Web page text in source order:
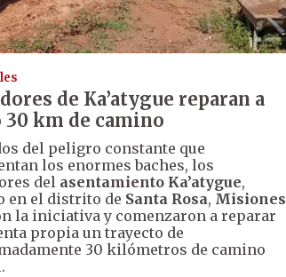
de Ka’atygue reparan a
30 km de camino
del peligro constante que
los enormes baches, los
del asentamiento Ka’atygue,
en el distrito de Santa Rosa, Misiones
la iniciativa y comenzaron a reparar
propia un trayecto de
30 kilómetros de camino